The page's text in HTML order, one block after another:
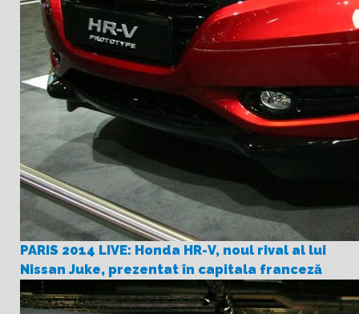
PARIS 2014 LIVE: Honda HR-V, noul rival al lui
Nissan Juke, prezentat în capitala franceză